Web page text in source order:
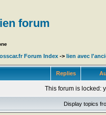
forum
Forum Index -> lien avec
Replies
This forum is locked:
Display topics